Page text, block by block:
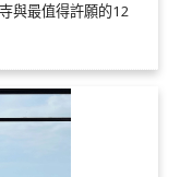
與最值得許願的12